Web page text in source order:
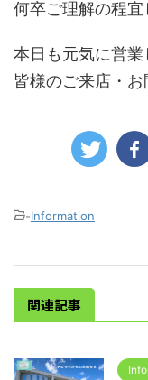
何卒ご理解の程宜
本日も元気に営
皆様のご来店・
-Information
関連記事